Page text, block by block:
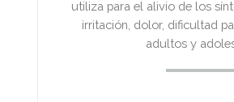
utiliza para el alivio de los
irritación, dolor, dificultad
adultos y